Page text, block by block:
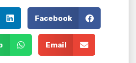
Facebook
Email